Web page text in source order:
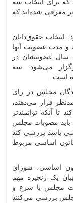
برای انتخاب سه
معرفی شده‌اند که
انتخاب حقوق‌دانان
مدت عضویت آنها
عضویتشان در
می‌شود. سه
است.
مجلس در رای
قرار می‌دهند،
آنکه توانمندتر
باید مصوبات مجلس
باشد بررسی کند
اساسی مربوط
اساسی، شورای
یک زنجیره مهم
مجلس با شرع و
بررسی می‌کنند